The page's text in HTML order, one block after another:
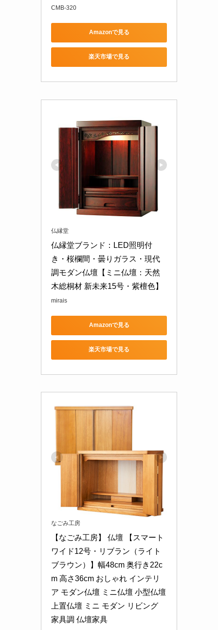
CMB-320
Amazonで見る
楽天市場で見る
仏縁堂
仏縁堂ブランド：LED照明付
き・桜欄間・曇りガラス・現代
調モダン仏壇【ミニ仏壇：天然
木総桐材 新未来15号・紫檀色】
mirais
Amazonで見る
楽天市場で見る
なごみ工房
【なごみ工房】 仏壇 【スマート
ワイド12号・リブラン（ライト
ブラウン）】幅48cm 奥行き22c
m 高さ36cm おしゃれ インテリ
ア モダン仏壇 ミニ仏壇 小型仏壇
上置仏壇 ミニ モダン リビング
家具調 仏壇家具